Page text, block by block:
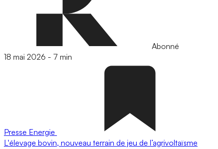
Abonné
18 mai 2026 - 7 min
Presse Energie
L'élevage bovin, nouveau terrain de jeu de l’agrivoltaïsme